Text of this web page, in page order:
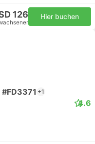
126 Hier buchen
+1
4.6